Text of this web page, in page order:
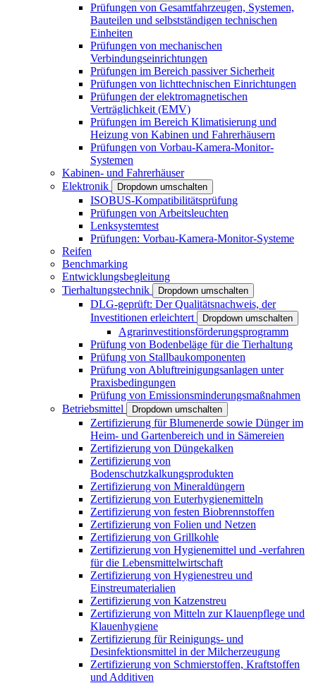
Prüfungen von Gesamtfahrzeugen, Systemen,
Bauteilen und selbstständigen technischen
Einheiten
Prüfungen von mechanischen
Verbindungseinrichtungen
Prüfungen im Bereich passiver Sicherheit
Prüfungen von lichttechnischen Einrichtungen
Prüfungen der elektromagnetischen
Verträglichkeit (EMV)
Prüfungen im Bereich Klimatisierung und
Heizung von Kabinen und Fahrerhäusern
Prüfungen von Vorbau-Kamera-Monitor-
Systemen
Kabinen- und Fahrerhäuser
Elektronik
Dropdown umschalten
ISOBUS-Kompatibilitätsprüfung
Prüfungen von Arbeitsleuchten
Lenksystemtest
Prüfungen: Vorbau-Kamera-Monitor-Systeme
Reifen
Benchmarking
Entwicklungsbegleitung
Tierhaltungstechnik
Dropdown umschalten
DLG-geprüft: Der Qualitätsnachweis, der
Investitionen erleichtert
Dropdown umschalten
Agrarinvestitionsförderungsprogramm
Prüfung von Bodenbeläge für die Tierhaltung
Prüfung von Stallbaukomponenten
Prüfung von Abluftreinigungsanlagen unter
Praxisbedingungen
Prüfung von Emissionsminderungsmaßnahmen
Betriebsmittel
Dropdown umschalten
Zertifizierung für Blumenerde sowie Dünger im
Heim- und Gartenbereich und in Sämereien
Zertifizierung von Düngekalken
Zertifizierung von
Bodenschutzkalkungsprodukten
Zertifizierung von Mineraldüngern
Zertifizierung von Euterhygienemitteln
Zertifizierung von festen Biobrennstoffen
Zertifizierung von Folien und Netzen
Zertifizierung von Grillkohle
Zertifizierung von Hygienemittel und -verfahren
für die Lebensmittelwirtschaft
Zertifizierung von Hygienestreu und
Einstreumaterialien
Zertifizierung von Katzenstreu
Zertifizierung von Mitteln zur Klauenpflege und
Klauenhygiene
Zertifizierung für Reinigungs- und
Desinfektionsmittel in der Milcherzeugung
Zertifizierung von Schmierstoffen, Kraftstoffen
und Additiven